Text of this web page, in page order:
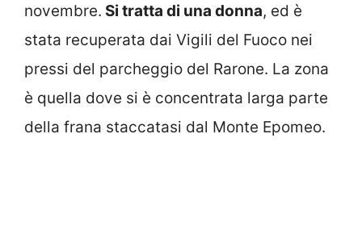
novembre. Si tratta di una donna, ed è
stata recuperata dai Vigili del Fuoco nei
pressi del parcheggio del Rarone. La zona
è quella dove si è concentrata larga parte
della frana staccatasi dal Monte Epomeo.